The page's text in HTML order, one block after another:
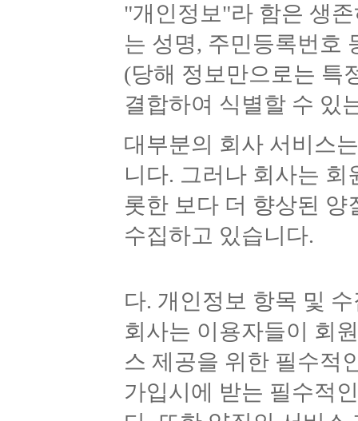
"개인정보"라 함은 생
는 성명, 주민등록번호
(당해 정보만으로는 특
결합하여 식별할 수 있
대부분의 회사 서비스
니다. 그러나 회사는
롯한 보다 더 향상된
수집하고 있습니다.
다. 개인정보 항목 및
회사는 이용자들이 회
스 제공을 위한 필수적
가입시에 받는 필수적